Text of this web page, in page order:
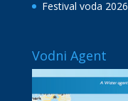
Festival voda 2026
Vodni Agent